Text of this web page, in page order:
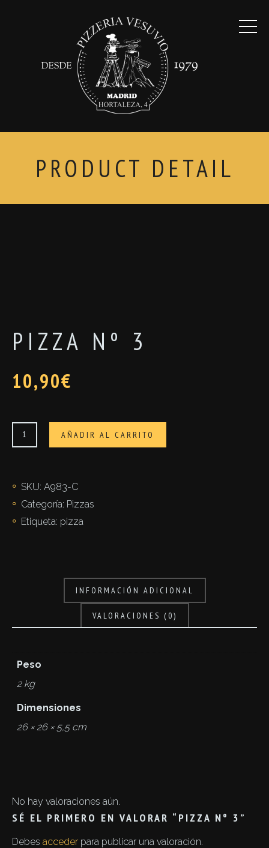
PRODUCT DETAIL
PIZZA Nº 3
10,90€
Pizza
nº
cantidad
AÑADIR AL CARRITO
SKU: A983-C
Categoría: Pizzas
Etiqueta: pizza
INFORMACIÓN ADICIONAL
VALORACIONES (0)
Peso
2 kg
Dimensiones
26 × 26 × 5,5 cm
No hay valoraciones aún.
SÉ EL PRIMERO EN VALORAR “PIZZA Nº 3”
Debes acceder para publicar una valoración.